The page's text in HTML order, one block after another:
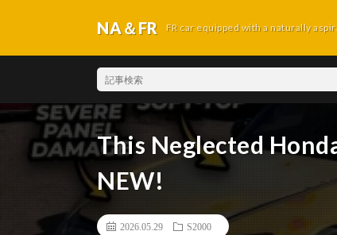
NA＆FR FR car equipped with a naturally
This Neglected
NEW!
2026.05.29 S2000